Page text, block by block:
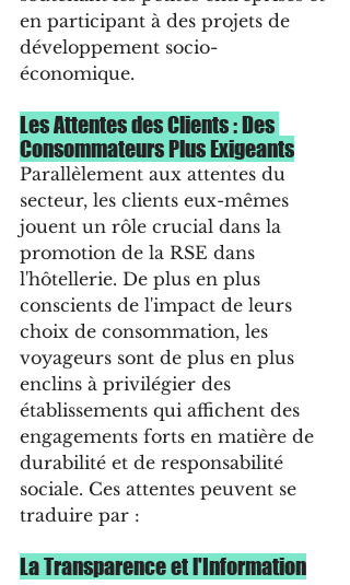
en participant à des projets de
développement socio-
économique.
Les Attentes des Clients : Des
Consommateurs Plus Exigeants
Parallèlement aux attentes du
secteur, les clients eux-mêmes
jouent un rôle crucial dans la
promotion de la RSE dans
l'hôtellerie. De plus en plus
conscients de l'impact de leurs
choix de consommation, les
voyageurs sont de plus en plus
enclins à privilégier des
établissements qui affichent des
engagements forts en matière de
durabilité et de responsabilité
sociale. Ces attentes peuvent se
traduire par :
La Transparence et l'Information